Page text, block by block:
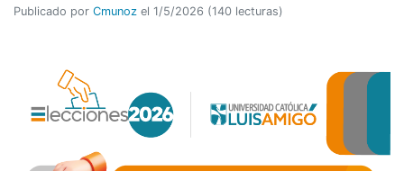
Publicado por Cmunoz el 1/5/2026 (140 lecturas)